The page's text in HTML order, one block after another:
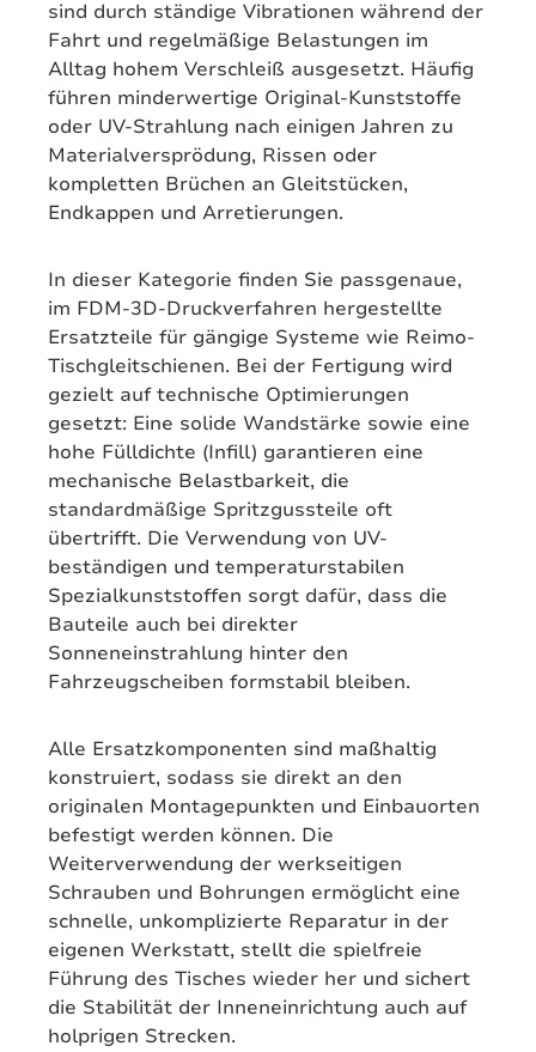
sind durch ständige Vibrationen während der
Fahrt und regelmäßige Belastungen im
Alltag hohem Verschleiß ausgesetzt. Häufig
führen minderwertige Original-Kunststoffe
oder UV-Strahlung nach einigen Jahren zu
Materialversprödung, Rissen oder
kompletten Brüchen an Gleitstücken,
Endkappen und Arretierungen.
In dieser Kategorie finden Sie passgenaue,
im FDM-3D-Druckverfahren hergestellte
Ersatzteile für gängige Systeme wie Reimo-
Tischgleitschienen. Bei der Fertigung wird
gezielt auf technische Optimierungen
gesetzt: Eine solide Wandstärke sowie eine
hohe Fülldichte (Infill) garantieren eine
mechanische Belastbarkeit, die
standardmäßige Spritzgussteile oft
übertrifft. Die Verwendung von UV-
beständigen und temperaturstabilen
Spezialkunststoffen sorgt dafür, dass die
Bauteile auch bei direkter
Sonneneinstrahlung hinter den
Fahrzeugscheiben formstabil bleiben.
Alle Ersatzkomponenten sind maßhaltig
konstruiert, sodass sie direkt an den
originalen Montagepunkten und Einbauorten
befestigt werden können. Die
Weiterverwendung der werkseitigen
Schrauben und Bohrungen ermöglicht eine
schnelle, unkomplizierte Reparatur in der
eigenen Werkstatt, stellt die spielfreie
Führung des Tisches wieder her und sichert
die Stabilität der Inneneinrichtung auch auf
holprigen Strecken.